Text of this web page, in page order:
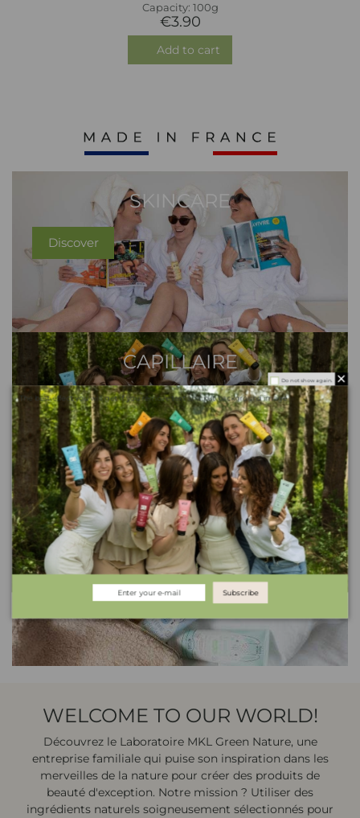
Capacity: 100g
€3.90
Add to cart
SKINCARE
Discover
CAPILLAIRE
Discover
BABY GREEN
Discover
WELCOME TO OUR WORLD!
Découvrez le Laboratoire MKL Green Nature, une
entreprise familiale qui puise son inspiration dans les
merveilles de la nature pour créer des produits de
beauté d'exception. Notre mission ? Utiliser des
ingrédients naturels soigneusement sélectionnés pour
Do not show again.
The best effect you will get if you remove text and put background image
Subscribe